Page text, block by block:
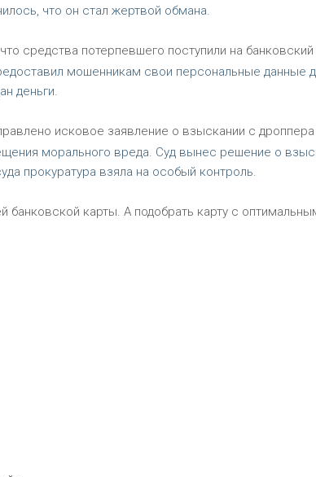
что он стал жертвой обмана.
средства потерпевшего поступили на банковский
мошенникам свои персональные данные
деньги.
исковое заявление о взыскании с дроппера
морального вреда. Суд вынес решение о
прокуратура взяла на особый контроль.
карты. А подобрать карту с